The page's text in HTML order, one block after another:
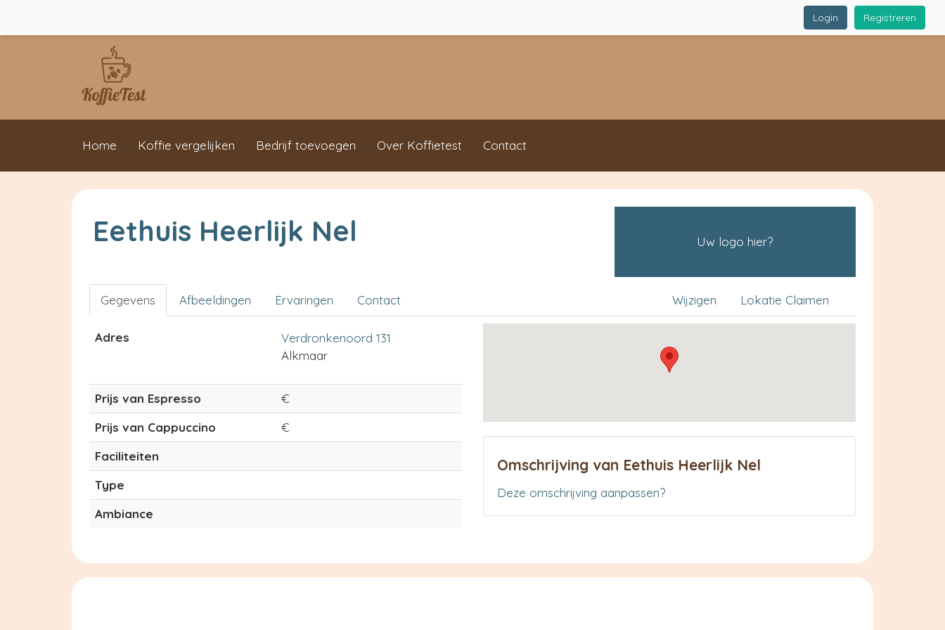
Registreren
Login
Home Koffie vergelijken Bedrijf toevoegen Over Koffietest Contact
Eethuis Heerlijk Nel Uw logo hier?
Gegevens Afbeeldingen Ervaringen Contact Lokatie Claimen
Wijzigen
Adres
Verdronkenoord 131
Alkmaar
Prijs van Espresso
€
Prijs van Cappuccino
€
Faciliteiten
Type
Ambiance
Omschrijving van Eethuis Heerlijk Nel
Deze omschrijving aanpassen?